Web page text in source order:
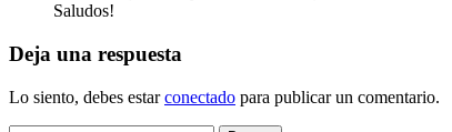
Saludos!
Deja una respuesta
Lo siento, debes estarconectado para publicar un comentario.